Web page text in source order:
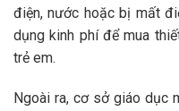
điện, nước hoặc bị mất
dụng kinh phí để mua
trẻ em.
Ngoài ra, cơ sở giáo dục